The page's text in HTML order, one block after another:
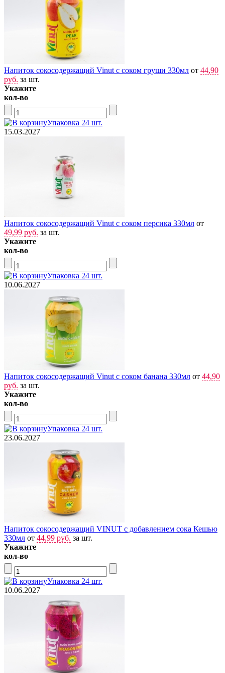
Напиток сокосодержащий Vinut с соком груши 330мл от 44,90
руб. за шт.
Укажите
кол-во
Упаковка 24 шт.
15.03.2027
Напиток сокосодержащий Vinut с соком персика 330мл от
49,99 руб. за шт.
Укажите
кол-во
Упаковка 24 шт.
10.06.2027
Напиток сокосодержащий Vinut с соком банана 330мл от 44,90
руб. за шт.
Укажите
кол-во
Упаковка 24 шт.
23.06.2027
Напиток сокосодержащий VINUT с добавлением сока Кешью
330мл от 44,99 руб. за шт.
Укажите
кол-во
Упаковка 24 шт.
10.06.2027